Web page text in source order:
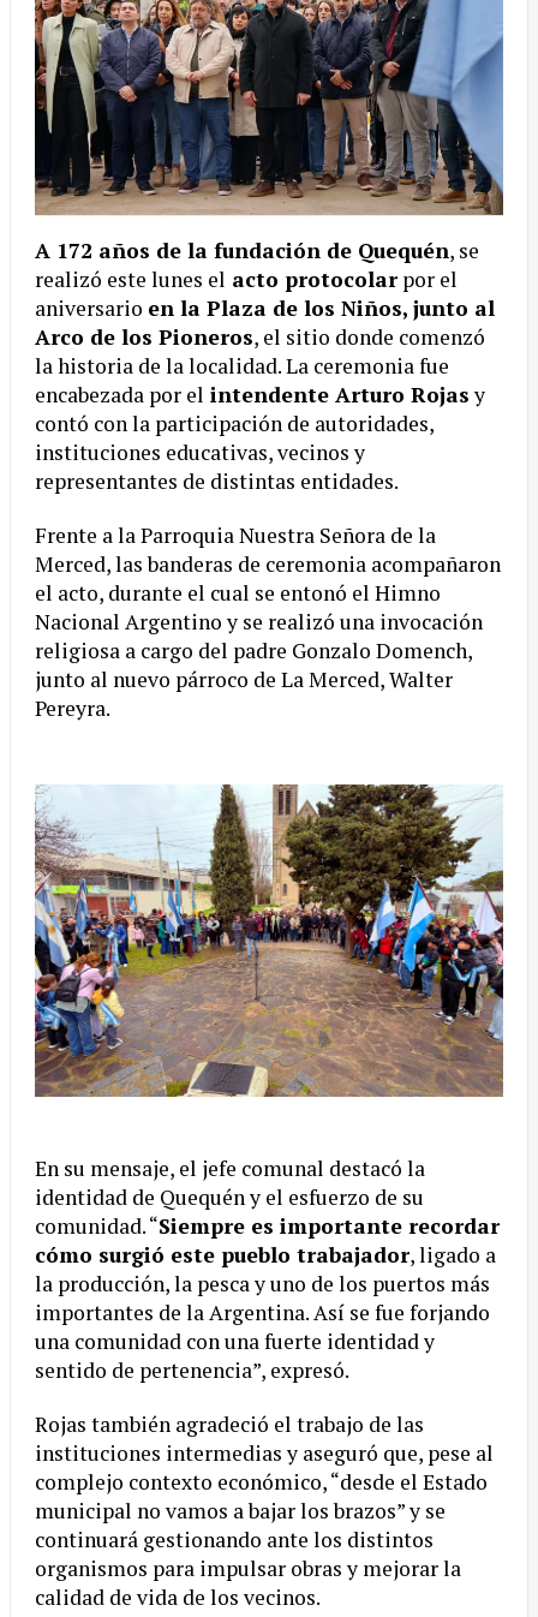
A 172 años de la fundación de Quequén, se
realizó este lunes el acto protocolarpor el
aniversario en la Plaza de los Niños, junto al
Arco de los Pioneros, el sitio donde comenzó
la historia de la localidad. La ceremonia fue
encabezada por el intendente Arturo Rojasy
contó con la participación de autoridades,
instituciones educativas, vecinos y
representantes de distintas entidades.
Frente a la Parroquia Nuestra Señora de la
Merced, las banderas de ceremonia acompañaron
el acto, durante el cual se entonó el Himno
Nacional Argentino y se realizó una invocación
religiosa a cargo del padre Gonzalo Domench,
junto al nuevo párroco de La Merced, Walter
Pereyra.
En su mensaje, el jefe comunal destacó la
identidad de Quequén y el esfuerzo de su
comunidad. “Siempre es importante recordar
cómo surgió este pueblo trabajador, ligado a
la producción, la pesca y uno de los puertos más
importantes de la Argentina. Así se fue forjando
una comunidad con una fuerte identidad y
sentido de pertenencia”, expresó.
Rojas también agradeció el trabajo de las
instituciones intermedias y aseguró que, pese al
complejo contexto económico, “desde el Estado
municipal no vamos a bajar los brazos” y se
continuará gestionando ante los distintos
organismos para impulsar obras y mejorar la
calidad de vida de los vecinos.